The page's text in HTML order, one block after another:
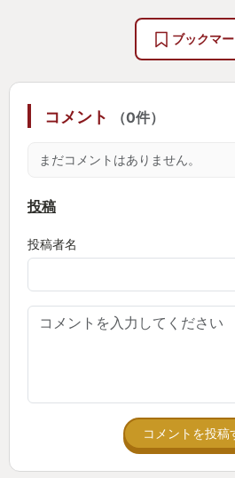
ブックマ
コメント （0件）
まだコメントはありません。
投稿
投稿者名
コメントを投稿